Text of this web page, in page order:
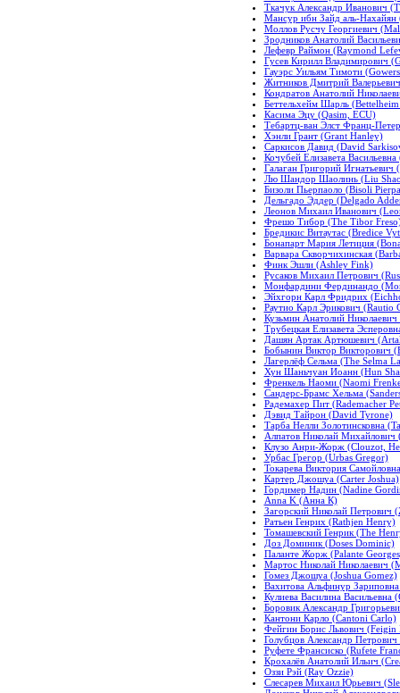
Ткачук Александр Иванович
Мансур ибн Зайд аль-
Моллов Русчу Георгиевич
Зродников Анатолий
Лефевр Раймон (Raymond
Гусев Кирилл Владимирович
Гауэрс Уильям Тимоти
Житников Дмитрий
Кондратов Анатолий
Беттельхейм Шарль
Касима Эцу (Qasim, ECU)
Тебартц-ван Элст Франц-
Хэнли Грант (Grant Hanley)
Саркисов Давид (David
Кочубей Елизавета
Галаган Григорий
Лю Шандор Шаолинь (Liu
Бизоли Пьерпаоло (Bisoli
Дельгадо Эддер (Delgado
Леонов Михаил Иванович
Фрешо Тибор (The Tibor
Бредикис Витаутас (Bredice
Бонапарт Мария Летиция
Варвара Скворчихинская
Финк Эшли (Ashley Fink)
Русаков Михаил Петрович
Монфардини Фердинандо
Эйхгорн Карл Фридрих
Раутио Карл Эрикович (Rautio
Кузьмин Анатолий
Трубецкая Елизавета
Дашян Артак Артюшевич
Бобынин Виктор Викторович
Лагерлёф Сельма (The Selma
Хун Шаньчуан Иоанн (Hun
Френкель Наоми (Naomi
Сандерс-Брамс Хельма
Радемахер Пит (Rademacher
Дэвид Тайрон (David Tyrone)
Тарба Нелли Золотинсковна
Алпатов Николай
Клузо Анри-Жорж (Clouzot,
Урбас Грегор (Urbas Gregor)
Токарева Виктория
Картер Джошуа (Carter Joshua)
Гордимер Надин (Nadine
Anna K (Анна К)
Загорский Николай Петрович
Ратьен Генрих (Rathjen Henry)
Томашевский Генрик (The
Доз Доминик (Doses Dominic)
Паланте Жорж (Palante
Мартос Николай Николаевич
Гомез Джошуа (Joshua Gomez)
Вахитова Альфинур
Кулиева Василина Васильевна
Боровик Александр
Кантони Карло (Cantoni Carlo)
Фейгин Борис Львович
Голубцов Александр
Руфете Франсиско (Rufete
Крохалёв Анатолий Ильич
Оззи Рэй (Ray Ozzie)
Слесарев Михаил Юрьевич